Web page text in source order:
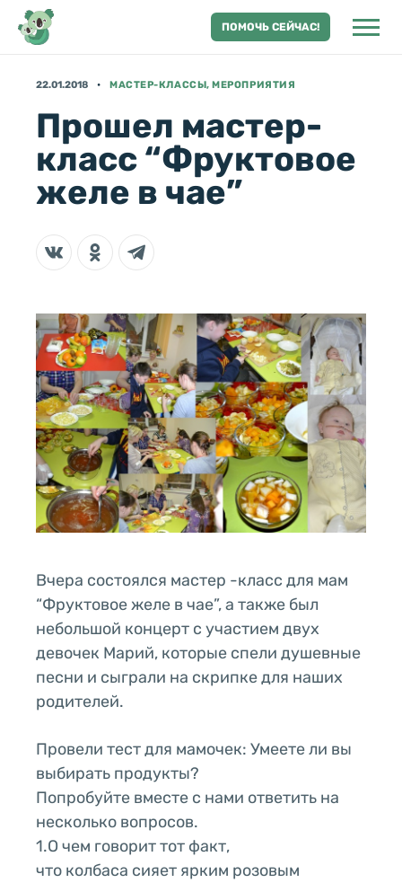
ПОМОЧЬ СЕЙЧАС!
22.01.2018 МАСТЕР-КЛАССЫ, МЕРОПРИЯТИЯ
Прошел мастер-
класс “Фруктовое
желе в чае”
Вчера состоялся мастер -класс для мам
“Фруктовое желе в чае”, а также был
небольшой концерт с участием двух
девочек Марий, которые спели душевные
песни и сыграли на скрипке для наших
родителей.
Провели тест для мамочек: Умеете ли вы
выбирать продукты?
Попробуйте вместе с нами ответить на
несколько вопросов.
1.О чем говорит тот факт,
что колбаса сияет ярким розовым